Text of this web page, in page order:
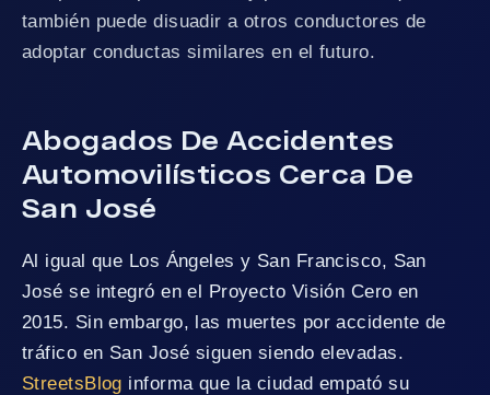
también puede disuadir a otros conductores de
adoptar conductas similares en el futuro.
Abogados De Accidentes
Automovilísticos Cerca De
San José
Al igual que Los Ángeles y San Francisco, San
José se integró en el Proyecto Visión Cero en
2015. Sin embargo, las muertes por accidente de
tráfico en San José siguen siendo elevadas.
StreetsBlog informa que la ciudad empató su